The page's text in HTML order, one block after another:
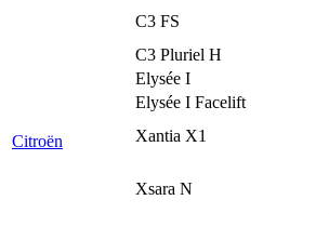
Citroën
C3 FS
C3 Pluriel H
Elysée I
Elysée I Facelift
Xantia X1
Xsara N